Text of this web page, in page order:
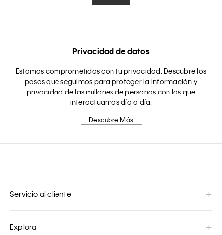
Privacidad de datos
Estamos comprometidos con tu privacidad. Descubre los
pasos que seguimos para proteger la información y
privacidad de las millones de personas con las que
interactuamos día a día.
Descubre Más
Servicio al cliente
Explora